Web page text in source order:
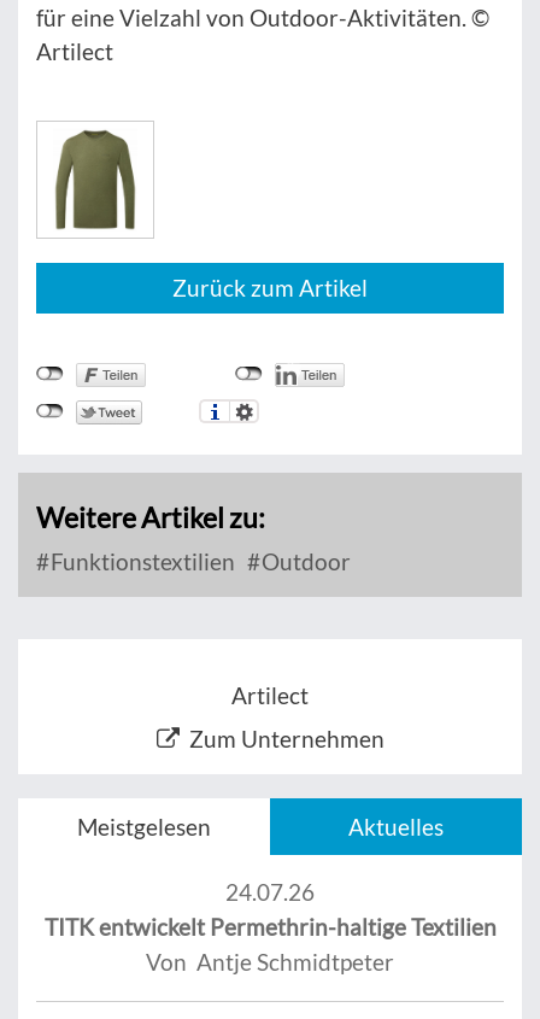
für eine Vielzahl von Outdoor-Aktivitäten. ©
Artilect
Zurück zum Artikel
Weitere Artikel zu:
Funktionstextilien Outdoor
Artilect
Zum Unternehmen
Meistgelesen Aktuelles
24.07.26
TITK entwickelt Permethrin-haltige Textilien
Von Antje Schmidtpeter